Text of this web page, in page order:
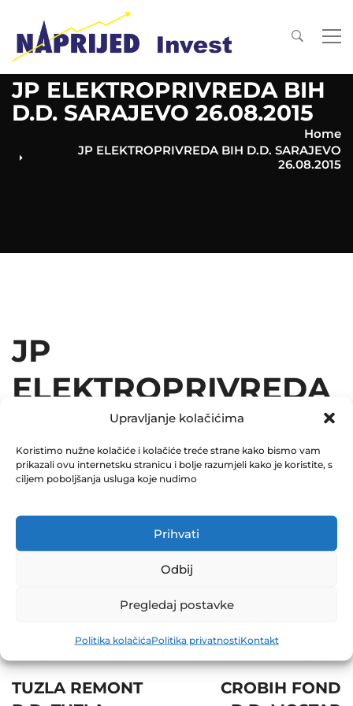
Upravljanje kolačićima
Koristimo nužne kolačiće i kolačiće treće strane kako bismo vam
prikazali ovu internetsku stranicu i bolje razumjeli kako je koristite, s
ciljem poboljšanja usluga koje nudimo
Prihvati
Odbij
Pregledaj postavke
Politika kolačićaPolitika privatnostiKontakt
JP ELEKTROPRIVREDA BIH
D.D. SARAJEVO 26.08.2015
Home
JP ELEKTROPRIVREDA BIH D.D. SARAJEVO
26.08.2015
JP
ELEKTROPRIVREDA
BIH D.D. SARAJEVO
26.08.2015
Share
Post
navigation
TUZLA REMONT
CROBIH FOND